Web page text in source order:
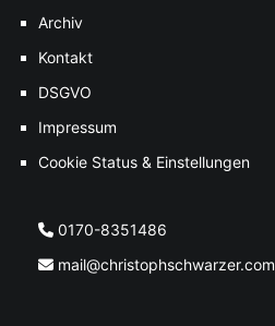
Archiv
Kontakt
DSGVO
Impressum
Cookie Status & Einstellungen
0170-8351486
mail@christophschwarzer.com